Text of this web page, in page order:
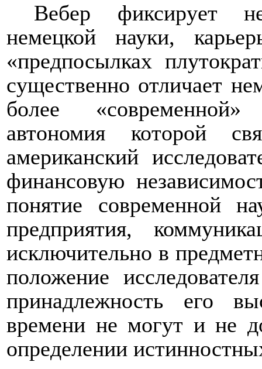
Вебер фиксирует
немецкой науки,
«предпосылках
существенно отличает
более «современной»
автономия которой
американский
финансовую
понятие современной
предприятия,
исключительно в
положение
принадлежность его
времени не могут и не
определении